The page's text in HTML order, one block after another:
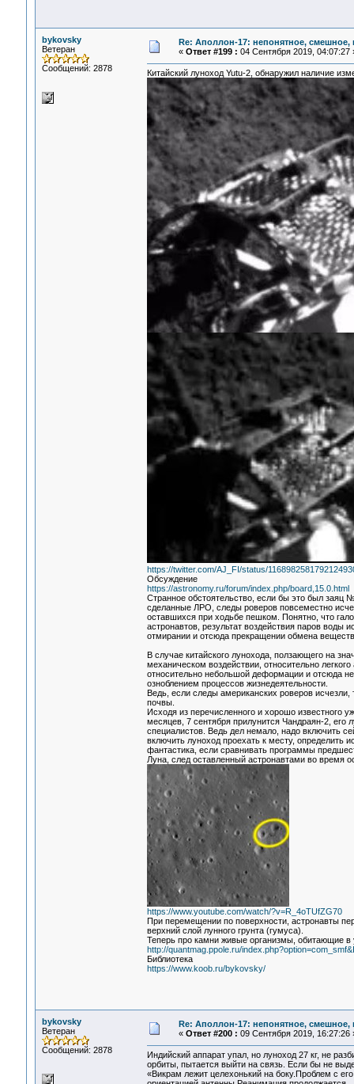
bykovsky
Ветеран
Сообщений: 2878
Re: Аполлон-17: непонятное, смешное,
« Ответ #199 : 04 Сентября 2019, 04:07:27
Китайский луноход Yutu-2, обнаружил наличие
https://twitter.com/AJ_FI/status/
Обсуждение
https://astronomy.ru/forum/index.php/board,15.0.html
Странное обстоятельство, если бы это был заяц
сделанные ЛРО, следы роверов повсеместно
оставшихся при ходьбе пешком. Понятно, что
астронавтов, результат воздействия паров воды
отмирании и отсюда прекращении обмена
В случае китайского лунохода, ползающего на
механическом воздействии, относительно
относительно небольшой деформации и отсюда
озноблением процессов жизнедеятельности.
Ведь, если следы американских роверов
почвы.
Исходя из перечисленного и хорошо известного
месяцев, 7 сентября прилунится Чандраян-2, его
специалистов. Ведь дел немало, надо включить
включить луноход проехать к месту, определить
фантастика, если сравнивать программы
Луна, след оставленный астронавтами во время
https://www.youtube.com/watch/?v=R_4oTUfZG70
При перемещении по поверхности, астронавты
верхний слой лунного грунта (гумуса).
Теперь про камни живые организмы, обитающие
http://quantmag.ppole.ru/
Библиотека
https://www.koob.ru/bykovsky/
bykovsky
Ветеран
Сообщений: 2878
Re: Аполлон-17: непонятное, смешное,
« Ответ #200 : 09 Сентября 2019, 16:27:26
Индийский аппарат упал, но луноход 27 кг, не
орбиты, пытается выйти на связь. Если бы не
«Викрам лежит целехонький на боку.Проблем с